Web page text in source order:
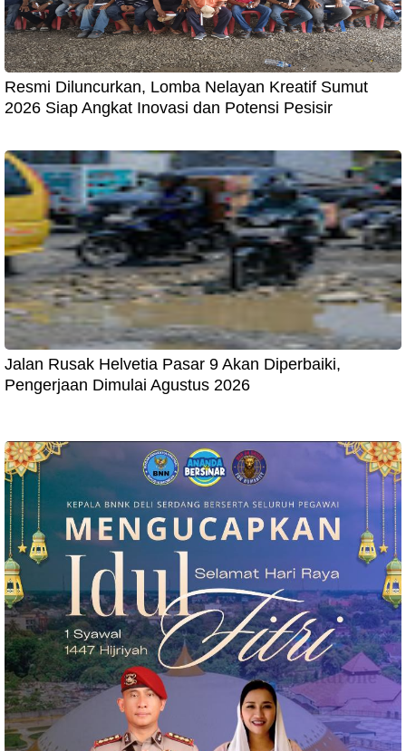
Resmi Diluncurkan, Lomba Nelayan Kreatif Sumut
2026 Siap Angkat Inovasi dan Potensi Pesisir
Jalan Rusak Helvetia Pasar 9 Akan Diperbaiki,
Pengerjaan Dimulai Agustus 2026